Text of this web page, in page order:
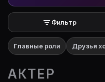
Фильтр
Главные роли Друзья
АКТЕР